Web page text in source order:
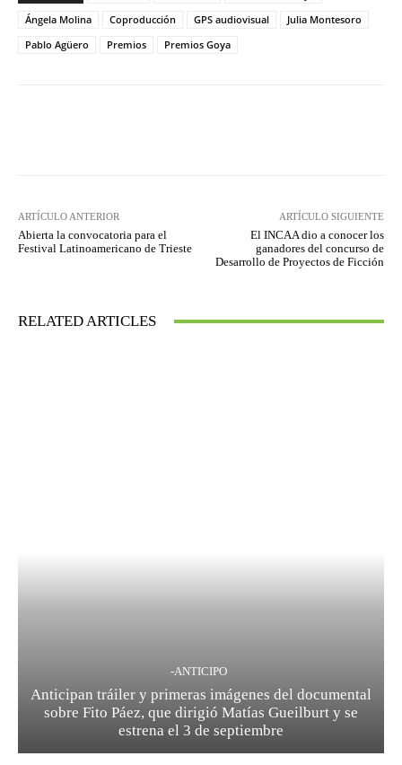
Ángela Molina
Coproducción GPS audiovisual
Julia Montesoro
Pablo Agüero
Premios Premios Goya
ARTÍCULO ANTERIOR
Abierta la convocatoria para el
Festival Latinoamericano de Trieste
ARTÍCULO SIGUIENTE
El INCAA dio a conocer los
ganadores del concurso de
Desarrollo de Proyectos de Ficción
RELATED ARTICLES
-ANTICIPO
Anticipan tráiler y primeras imágenes del documental
sobre Fito Páez, que dirigió Matías Gueilburt y se
estrena el 3 de septiembre